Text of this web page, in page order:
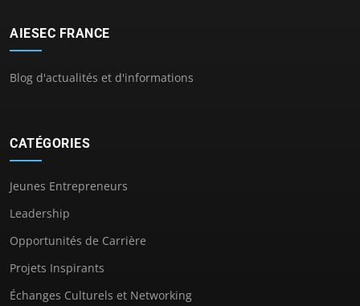
AIESEC FRANCE
Blog d'actualités et d'informations
CATÉGORIES
Jeunes Entrepreneurs
Leadership
Opportunités de Carrière
Projets Inspirants
Échanges Culturels et Networking